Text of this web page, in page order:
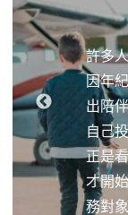
許多
因年
出陪
自己
正是
才開
務對